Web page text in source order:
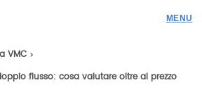
VMC
flusso: cosa valutare oltre al prezzo